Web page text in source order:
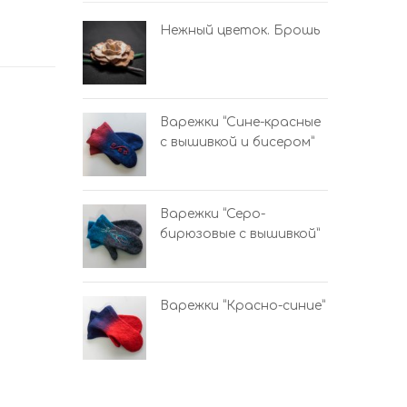
Нежный цветок. Брошь
Варежки “Сине-красные
с вышивкой и бисером”
Варежки “Серо-
бирюзовые с вышивкой”
Варежки “Красно-синие”